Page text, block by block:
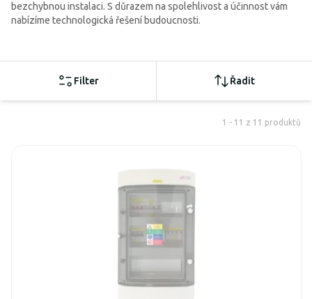
bezchybnou instalaci. S důrazem na spolehlivost a účinnost vám
nabízíme technologická řešení budoucnosti.
Filter Řadit
1 - 11 z 11 produktů